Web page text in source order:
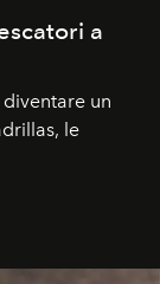
a
un
le